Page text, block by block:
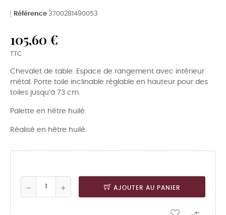
Référence 3700281490053
105,60 €
TTC
Chevalet de table. Espace de rangement avec intérieur
métal. Porte toile inclinable réglable en hauteur pour des
toiles jusqu’à 73 cm.
Palette en hêtre huilé.
Réalisé en hêtre huilé.
AJOUTER AU PANIER